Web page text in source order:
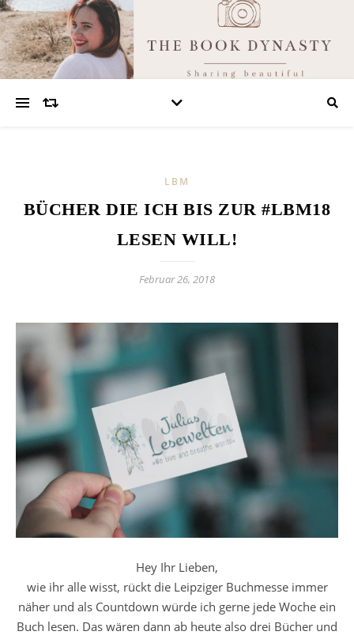
LBM
BÜCHER DIE ICH BIS ZUR #LBM18
LESEN WILL!
Februar 26, 2018
Hey Ihr Lieben,
wie ihr alle wisst, rückt die Leipziger Buchmesse immer
näher und als Countdown würde ich gerne jede Woche ein
Buch lesen. Das wären dann ab heute also drei Bücher und